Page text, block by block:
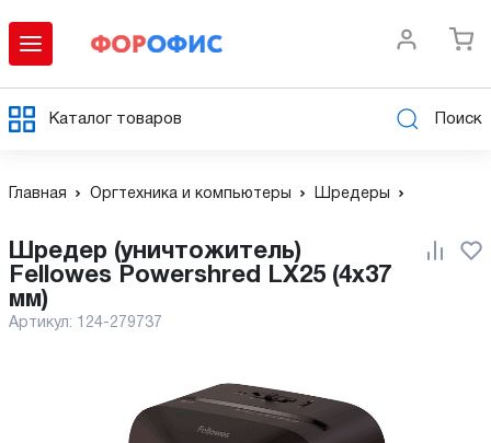
Каталог товаров Поиск
Главная Оргтехника и компьютеры Шредеры
Шредер (уничтожитель)
Fellowes Powershred LX25 (4x37
мм)
Артикул: 124-279737